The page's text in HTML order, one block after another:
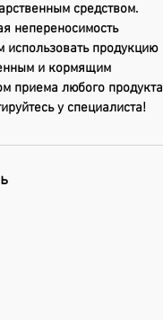
средством.
непереносимость
использовать продукцию
и кормящим
приема любого продукта
у специалиста!